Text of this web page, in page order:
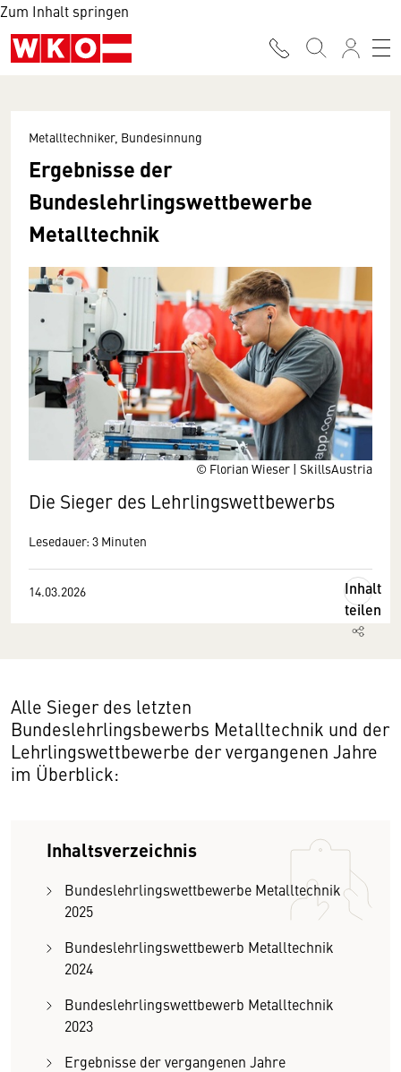
Zum Inhalt springen
© Florian Wieser | SkillsAustria
Metalltechniker, Bundesinnung
Ergebnisse der
Bundeslehrlingswettbewerbe
Metalltechnik
Die Sieger des Lehrlingswettbewerbs
Lesedauer: 3 Minuten
14.03.2026
Inhalt
teilen
Alle Sieger des letzten
Bundeslehrlingsbewerbs Metalltechnik und der
Lehrlingswettbewerbe der vergangenen Jahre
im Überblick:
Inhaltsverzeichnis
Bundeslehrlingswettbewerbe Metalltechnik
2025
Bundeslehrlingswettbewerb Metalltechnik
2024
Bundeslehrlingswettbewerb Metalltechnik
2023
Ergebnisse der vergangenen Jahre